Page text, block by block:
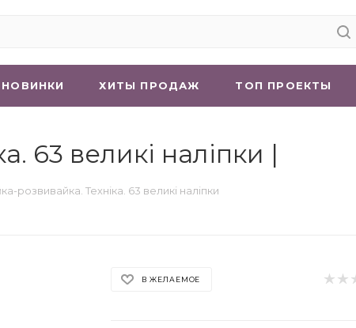
НОВИНКИ ХИТЫ ПРОДАЖ ТОП ПРОЕКТЫ
63 великі наліпки |
розвивайка. Техніка. 63 великі наліпки
В ЖЕЛАЕМОЕ